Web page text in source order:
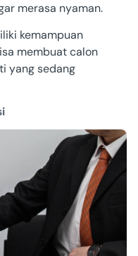
merasa nyaman.
kemampuan
membuat calon
yang sedang